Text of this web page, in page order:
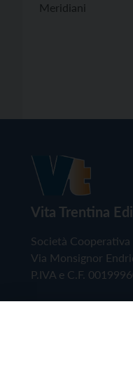
Meridiani
Vita Trentina
Società Cooperativa
Via Monsignor
P.IVA e C.F.